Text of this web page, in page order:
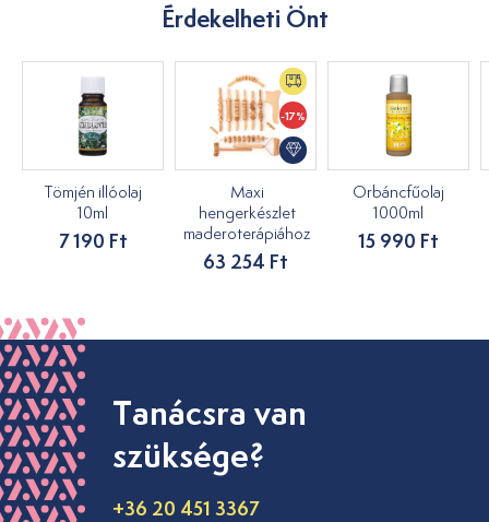
Érdekelheti Önt
Tömjén illóolaj
10ml
7 190 Ft
-17%
Maxi
hengerkészlet
maderoterápiához
63 254 Ft
Orbáncfűolaj
1000ml
15 990 Ft
Tanácsra van
szüksége?
+36 20 451 3367